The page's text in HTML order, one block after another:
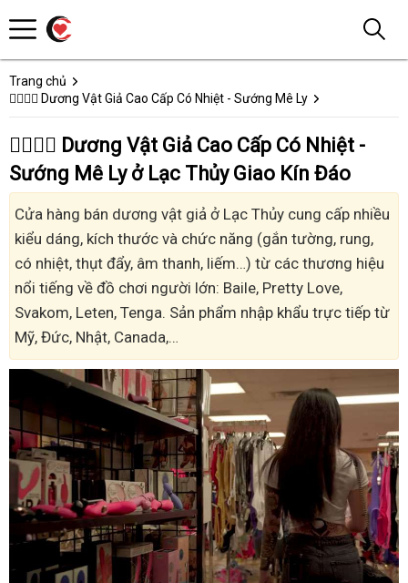
Trang chủ
👩‍❤️‍💋‍👨 Dương Vật Giả Cao Cấp Có Nhiệt - Sướng Mê Ly
👩‍❤️‍💋‍👨 Dương Vật Giả Cao Cấp Có Nhiệt -
Sướng Mê Ly ở Lạc Thủy Giao Kín Đáo
Cửa hàng bán dương vật giả ở Lạc Thủy cung cấp nhiều
kiểu dáng, kích thước và chức năng (gắn tường, rung,
có nhiệt, thụt đẩy, âm thanh, liếm…) từ các thương hiệu
nổi tiếng về đồ chơi người lớn: Baile, Pretty Love,
Svakom, Leten, Tenga. Sản phẩm nhập khẩu trực tiếp từ
Mỹ, Đức, Nhật, Canada,…